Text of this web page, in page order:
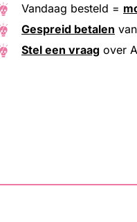
Vandaag besteld =
Gespreid betalen
Stel een vraag over